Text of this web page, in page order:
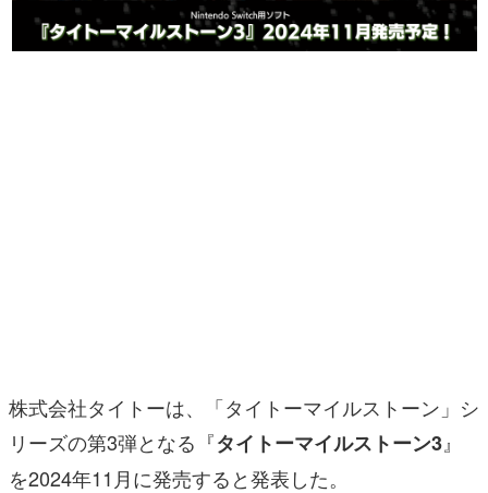
なんでゲームは面白い？
アプリレビュー
その他
株式会社タイトーは、「タイトーマイルストーン」シ
リーズの第3弾となる『タイトーマイルストーン3』
を2024年11月に発売すると発表した。